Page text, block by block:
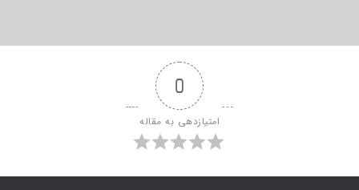
0
امتیازدهی به مقاله